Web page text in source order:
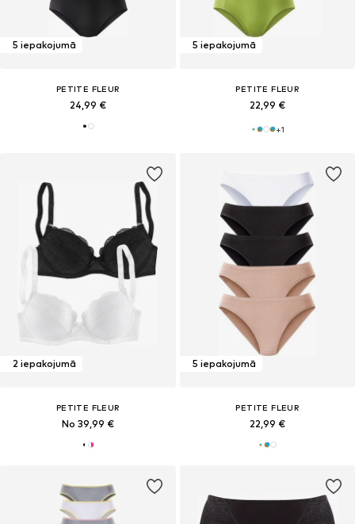
5 iepakojumā
PETITE FLEUR
24,99 €
5 iepakojumā
PETITE FLEUR
22,99 €
+1
2 iepakojumā
PETITE FLEUR
No 39,99 €
5 iepakojumā
PETITE FLEUR
22,99 €